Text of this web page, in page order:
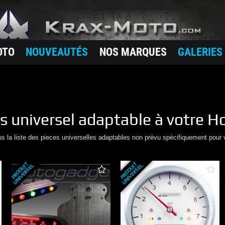
NOUVEAUTÉS NOS MARQUES GALERIES
universel adaptable à votre
la liste des pieces universelles adaptables non prévu spécifiquement pour
P
R
O
D
U
I
T
U
N
I
V
E
R
S
E
L P
R
O
D
U
I
T
U
N
I
V
E
R
S
E
L